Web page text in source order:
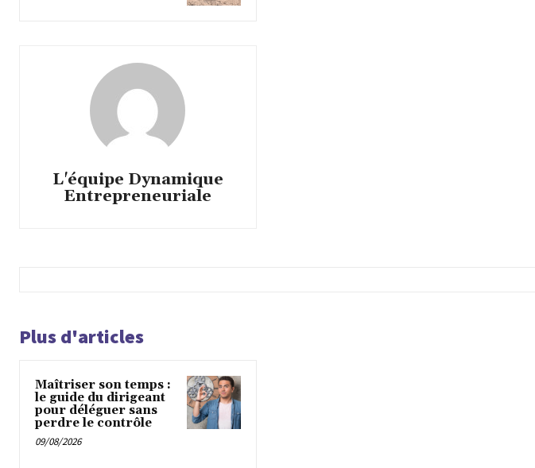
L'équipe Dynamique
Entrepreneuriale
Plus d'articles
Maîtriser son temps :
le guide du dirigeant
pour déléguer sans
perdre le contrôle
09/08/2026